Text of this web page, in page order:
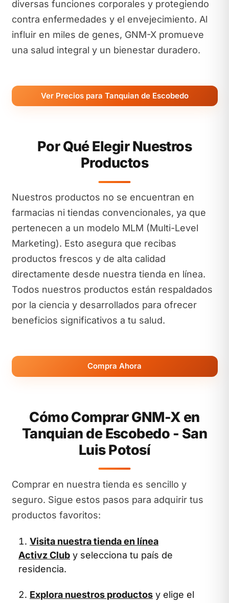
diversas funciones corporales y protegiendo
contra enfermedades y el envejecimiento. Al
influir en miles de genes, GNM-X promueve
una salud integral y un bienestar duradero.
Ver Precios para Tanquian de Escobedo
Por Qué Elegir Nuestros
Productos
Nuestros productos no se encuentran en
farmacias ni tiendas convencionales, ya que
pertenecen a un modelo MLM (Multi-Level
Marketing). Esto asegura que recibas
productos frescos y de alta calidad
directamente desde nuestra tienda en línea.
Todos nuestros productos están respaldados
por la ciencia y desarrollados para ofrecer
beneficios significativos a tu salud.
Compra Ahora
Cómo Comprar GNM-X en
Tanquian de Escobedo - San
Luis Potosí
Comprar en nuestra tienda es sencillo y
seguro. Sigue estos pasos para adquirir tus
productos favoritos:
Visita nuestra tienda en línea
Activz Club y selecciona tu país de
residencia.
Explora nuestros productos y elige el